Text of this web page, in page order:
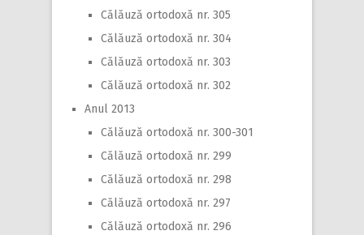
Călăuză ortodoxă nr. 305
Călăuză ortodoxă nr. 304
Călăuză ortodoxă nr. 303
Călăuză ortodoxă nr. 302
Anul 2013
Călăuză ortodoxă nr. 300-301
Călăuză ortodoxă nr. 299
Călăuză ortodoxă nr. 298
Călăuză ortodoxă nr. 297
Călăuză ortodoxă nr. 296